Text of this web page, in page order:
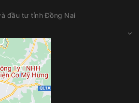
tuyệt vời cho các ứng dụng được
hoàn toàn, với thiết kế tay cầm ở
hoàn hảo bằng một tay
sau khi cắt xong để cho phép người
các thao tác cắt lặp lại
khả năng cắt các đoạn ngắn với độ
đầu tư tỉnh Đồng Nai